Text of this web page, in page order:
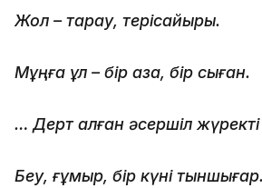
Жол – тарау, терісайырық.
Мұңға құл – бір қазақ, бір сыған.
… Дерт алған әсершіл
Беу, ғұмыр, бір күні тыншығар.